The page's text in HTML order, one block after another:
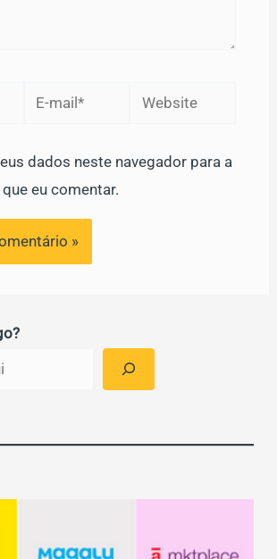
Website
dados neste navegador para a
eu comentar.